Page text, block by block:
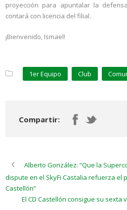
proyección para apuntalar la
contará con licencia del filial.
¡Bienvenido, Ismael!
1er Equipo Club
Compartir:
Alberto González: “Que la
dispute en el SkyFi Castalia refuerza el
Castellón”
El CD Castellón consigue su sexta